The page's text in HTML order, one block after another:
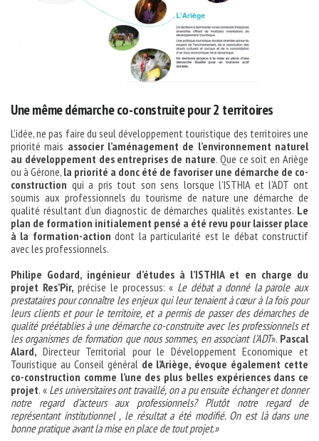
Une même démarche co-construite pour 2 territoires
L’idée, ne pas faire du seul développement touristique des territoires une
priorité mais associer l’aménagement de l’environnement naturel
au développement des entreprises de nature. Que ce soit en Ariège
ou à Gérone, la priorité a donc été de favoriser une démarche de co-
construction qui a pris tout son sens lorsque l’ISTHIA et l’ADT ont
soumis aux professionnels du tourisme de nature une démarche de
qualité résultant d’un diagnostic de démarches qualités existantes. Le
plan de formation initialement pensé a été revu pour laisser place
à la formation-actiondont la particularité est le débat constructif
avec les professionnels.
Philipe Godard, ingénieur d’études à l’ISTHIA et en charge du
projet Res’Pir, précise le processus: « Le débat a donné la parole aux
prestataires pour connaître les enjeux qui leur tenaient à cœur à la fois pour
leurs clients et pour le territoire, et a permis de passer des démarches de
qualité préétablies à une démarche co-construite avec les professionnels et
les organismes de formation que nous sommes, en associant l’ADT». Pascal
Alard, Directeur Territorial pour le Développement Economique et
Touristique au Conseil général de l’Ariège, évoque également cette
co-construction comme l’une des plus belles expériences dans ce
projet. « Les universitaires ont travaillé, on a pu ensuite échanger et donner
notre regard d’acteurs aux professionnels? Plutôt notre regard de
représentant institutionnel , le résultat a été modifié. On est là dans une
bonne pratique avant la mise en place de tout projet.»